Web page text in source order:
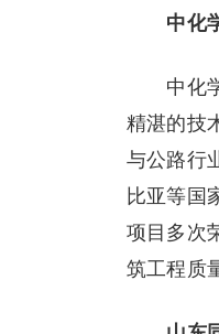
中化
中化学
精湛的技
与公路行
比亚等国
项目多次
筑工程质